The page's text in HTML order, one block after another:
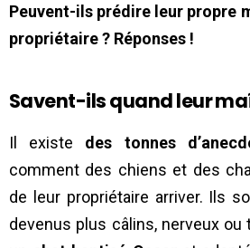
Peuvent-ils prédire leur propre
propriétaire ? Réponses !
Savent-ils quand leur
Il existe des tonnes
comment des chiens et des
de leur propriétaire arriver. Ils
devenus plus câlins, nerveux ou